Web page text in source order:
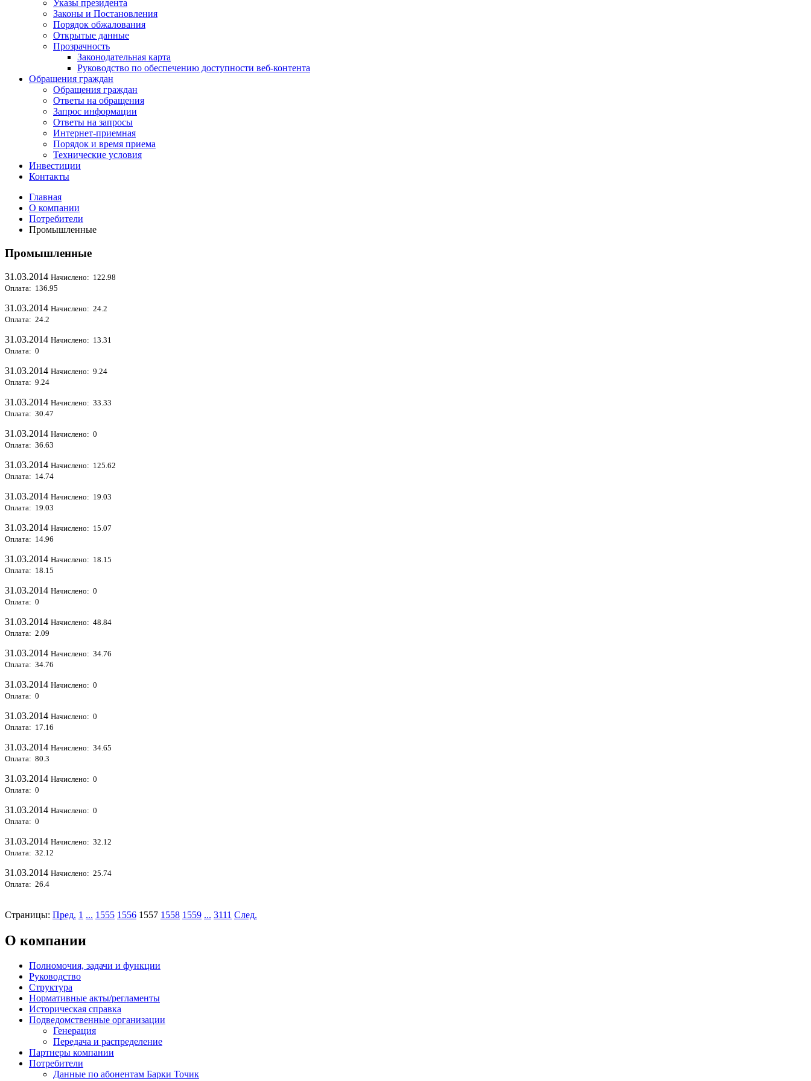
Указы президента
Законы и Постановления
Порядок обжалования
Открытые данные
Прозрачность
Законодательная карта
Руководство по обеспечению доступности веб-контента
Обращения граждан
Обращения граждан
Ответы на обращения
Запрос информации
Ответы на запросы
Интернет-приемная
Порядок и время приема
Технические условия
Инвестиции
Контакты
Главная
О компании
Потребители
Промышленные
Промышленные
31.03.2014 Начислено: 122.98
Оплата: 136.95
31.03.2014 Начислено: 24.2
Оплата: 24.2
31.03.2014 Начислено: 13.31
Оплата: 0
31.03.2014 Начислено: 9.24
Оплата: 9.24
31.03.2014 Начислено: 33.33
Оплата: 30.47
31.03.2014 Начислено: 0
Оплата: 36.63
31.03.2014 Начислено: 125.62
Оплата: 14.74
31.03.2014 Начислено: 19.03
Оплата: 19.03
31.03.2014 Начислено: 15.07
Оплата: 14.96
31.03.2014 Начислено: 18.15
Оплата: 18.15
31.03.2014 Начислено: 0
Оплата: 0
31.03.2014 Начислено: 48.84
Оплата: 2.09
31.03.2014 Начислено: 34.76
Оплата: 34.76
31.03.2014 Начислено: 0
Оплата: 0
31.03.2014 Начислено: 0
Оплата: 17.16
31.03.2014 Начислено: 34.65
Оплата: 80.3
31.03.2014 Начислено: 0
Оплата: 0
31.03.2014 Начислено: 0
Оплата: 0
31.03.2014 Начислено: 32.12
Оплата: 32.12
31.03.2014 Начислено: 25.74
Оплата: 26.4
Страницы: Пред. 1 ... 1555 1556 1557 1558 1559 ... 3111 След.
О компании
Полномочия, задачи и функции
Руководство
Структура
Нормативные акты/регламенты
Историческая справка
Подведомственные организации
Генерация
Передача и распределение
Партнеры компании
Потребители
Данные по абонентам Барки Точик